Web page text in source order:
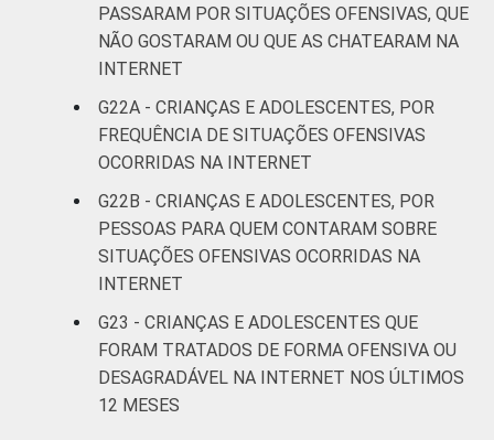
PASSARAM POR SITUAÇÕES OFENSIVAS, QUE
NÃO GOSTARAM OU QUE AS CHATEARAM NA
INTERNET
G22A - CRIANÇAS E ADOLESCENTES, POR
FREQUÊNCIA DE SITUAÇÕES OFENSIVAS
OCORRIDAS NA INTERNET
G22B - CRIANÇAS E ADOLESCENTES, POR
PESSOAS PARA QUEM CONTARAM SOBRE
SITUAÇÕES OFENSIVAS OCORRIDAS NA
INTERNET
G23 - CRIANÇAS E ADOLESCENTES QUE
FORAM TRATADOS DE FORMA OFENSIVA OU
DESAGRADÁVEL NA INTERNET NOS ÚLTIMOS
12 MESES